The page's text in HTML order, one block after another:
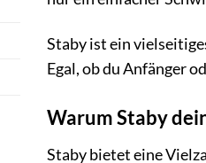
Staby ist ein
Egal, ob du Anfänger
Warum Staby
Staby bietet eine